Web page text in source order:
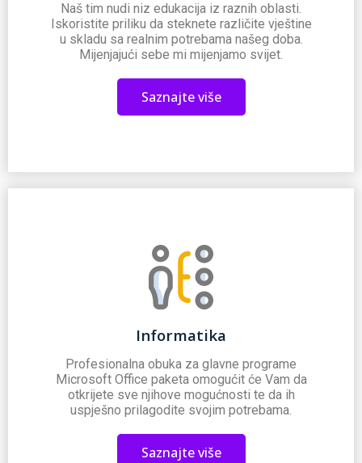
Naš tim nudi niz edukacija iz raznih oblasti.
Iskoristite priliku da steknete različite vještine
u skladu sa realnim potrebama našeg doba.
Mijenjajući sebe mi mijenjamo svijet.
Saznajte više
Informatika
Profesionalna obuka za glavne programe
Microsoft Office paketa omogućit će Vam da
otkrijete sve njihove mogućnosti te da ih
uspješno prilagodite svojim potrebama.
Saznajte više